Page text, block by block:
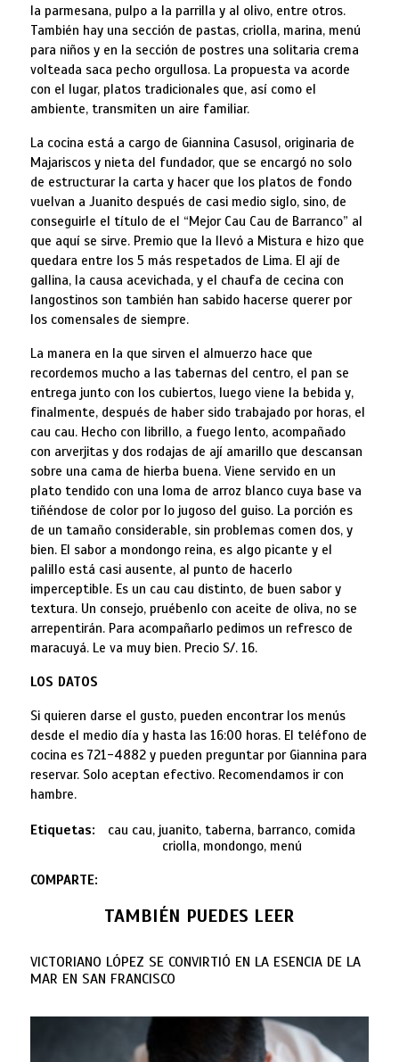
la parmesana, pulpo a la parrilla y al olivo, entre otros.
También hay una sección de pastas, criolla, marina, menú
para niños y en la sección de postres una solitaria crema
volteada saca pecho orgullosa. La propuesta va acorde
con el lugar, platos tradicionales que, así como el
ambiente, transmiten un aire familiar.
La cocina está a cargo de Giannina Casusol, originaria de
Majariscos y nieta del fundador, que se encargó no solo
de estructurar la carta y hacer que los platos de fondo
vuelvan a Juanito después de casi medio siglo, sino, de
conseguirle el título de el “Mejor Cau Cau de Barranco” al
que aquí se sirve. Premio que la llevó a Mistura e hizo que
quedara entre los 5 más respetados de Lima. El ají de
gallina, la causa acevichada, y el chaufa de cecina con
langostinos son también han sabido hacerse querer por
los comensales de siempre.
La manera en la que sirven el almuerzo hace que
recordemos mucho a las tabernas del centro, el pan se
entrega junto con los cubiertos, luego viene la bebida y,
finalmente, después de haber sido trabajado por horas, el
cau cau. Hecho con librillo, a fuego lento, acompañado
con arverjitas y dos rodajas de ají amarillo que descansan
sobre una cama de hierba buena. Viene servido en un
plato tendido con una loma de arroz blanco cuya base va
tiñéndose de color por lo jugoso del guiso. La porción es
de un tamaño considerable, sin problemas comen dos, y
bien. El sabor a mondongo reina, es algo picante y el
palillo está casi ausente, al punto de hacerlo
imperceptible. Es un cau cau distinto, de buen sabor y
textura. Un consejo, pruébenlo con aceite de oliva, no se
arrepentirán. Para acompañarlo pedimos un refresco de
maracuyá. Le va muy bien. Precio S/. 16.
LOS DATOS
Si quieren darse el gusto, pueden encontrar los menús
desde el medio día y hasta las 16:00 horas. El teléfono de
cocina es 721-4882 y pueden preguntar por Giannina para
reservar. Solo aceptan efectivo. Recomendamos ir con
hambre.
Etiquetas:
cau cau, juanito, taberna, barranco, comida
criolla, mondongo, menú
COMPARTE:
TAMBIÉN PUEDES LEER
VICTORIANO LÓPEZ SE CONVIRTIÓ EN LA ESENCIA DE LA
MAR EN SAN FRANCISCO